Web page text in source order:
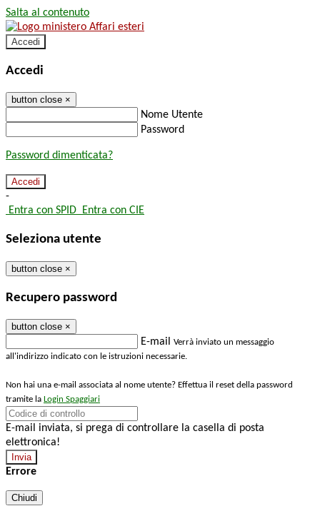
Salta al contenuto
Accedi
Accedi
button close ×
Nome Utente
Password
Password dimenticata?
-
Entra con SPID Entra con CIE
Seleziona utente
button close ×
Recupero password
button close ×
E-mail Verrà inviato un messaggio
all'indirizzo indicato con le istruzioni necessarie.
Non hai una e-mail associata al nome utente? Effettua il reset della password
tramite la Login Spaggiari
E-mail inviata, si prega di controllare la casella di posta
elettronica!
Errore
Chiudi